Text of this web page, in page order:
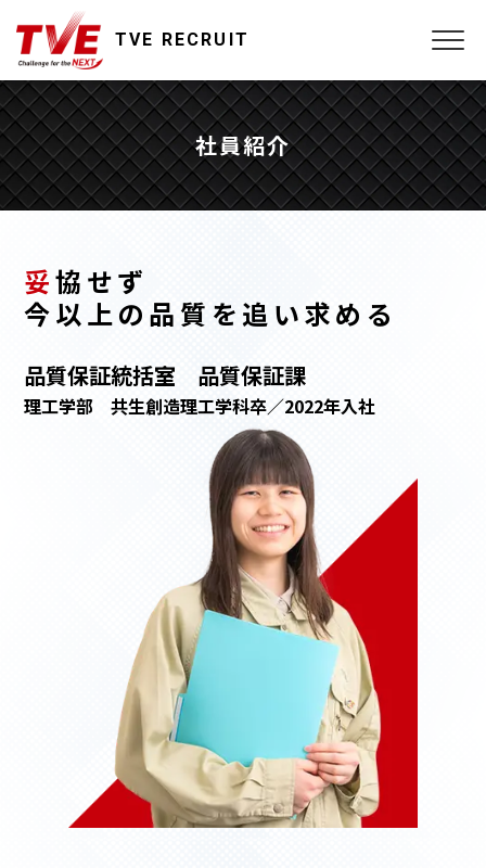
TVE RECRUIT
社員紹介
妥協せず
今以上の品質を追い求める
品質保証統括室 品質保証課
理工学部 共生創造理工学科卒／2022年入社